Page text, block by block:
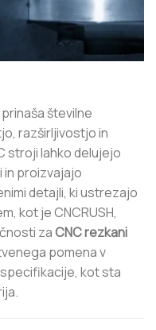
prinaša številne
razširljivostjo in
stroji lahko delujejo
in proizvajajo
detajli, ki ustrezajo
kot je CNCRUSH,
zaCNC rezkani
pomena v
kot sta